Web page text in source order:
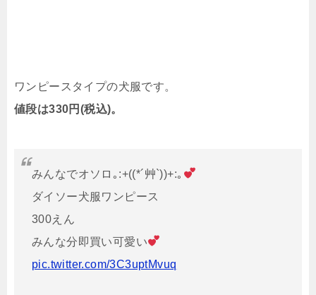
ワンピースタイプの犬服です。
値段は330円(税込)。
みんなでオソロ｡:+((*´艸`))+:｡
ダイソー犬服ワンピース
300えん
みんな分即買い可愛い
pic.twitter.com/3C3uptMvuq